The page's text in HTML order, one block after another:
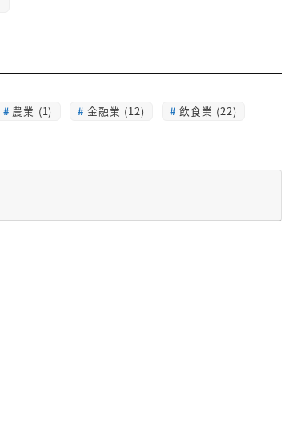
農業 (1) 金融業 (12)
飲食業 (22)